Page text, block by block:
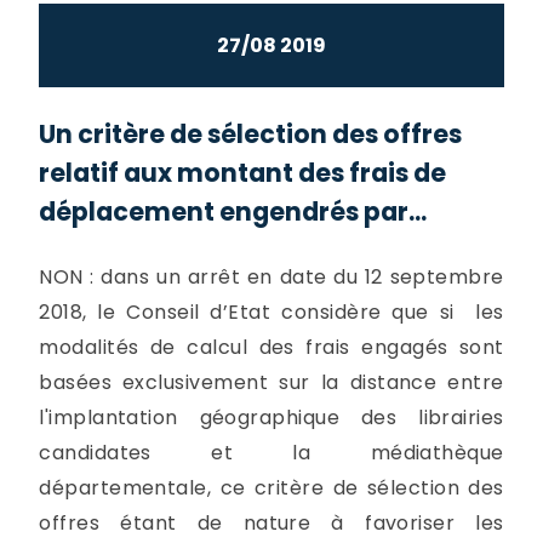
27/08 2019
Un critère de sélection des offres
relatif aux montant des frais de
déplacement engendrés par...
NON : dans un arrêt en date du 12 septembre
2018, le Conseil d’Etat considère que si les
modalités de calcul des frais engagés sont
basées exclusivement sur la distance entre
l'implantation géographique des librairies
candidates et la médiathèque
départementale, ce critère de sélection des
offres étant de nature à favoriser les